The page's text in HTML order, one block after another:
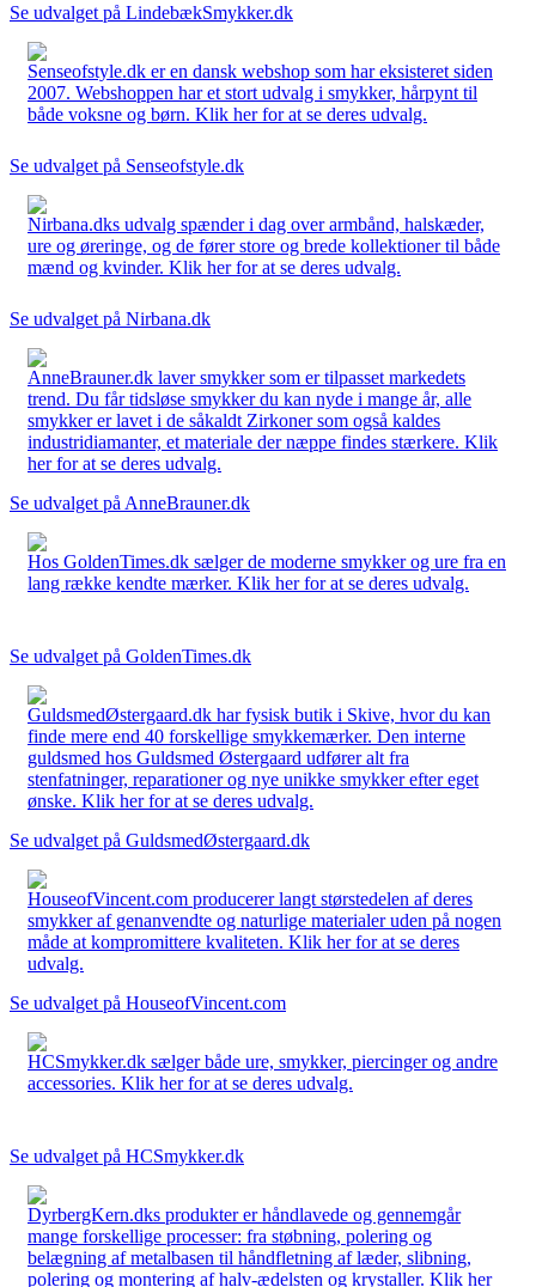
Se udvalget på LindebækSmykker.dk
Senseofstyle.dk er en dansk webshop som har eksisteret siden
2007. Webshoppen har et stort udvalg i smykker, hårpynt til
både voksne og børn. Klik her for at se deres udvalg.
Se udvalget på Senseofstyle.dk
Nirbana.dks udvalg spænder i dag over armbånd, halskæder,
ure og øreringe, og de fører store og brede kollektioner til både
mænd og kvinder. Klik her for at se deres udvalg.
Se udvalget på Nirbana.dk
AnneBrauner.dk laver smykker som er tilpasset markedets
trend. Du får tidsløse smykker du kan nyde i mange år, alle
smykker er lavet i de såkaldt Zirkoner som også kaldes
industridiamanter, et materiale der næppe findes stærkere. Klik
her for at se deres udvalg.
Se udvalget på AnneBrauner.dk
Hos GoldenTimes.dk sælger de moderne smykker og ure fra en
lang række kendte mærker. Klik her for at se deres udvalg.
Se udvalget på GoldenTimes.dk
GuldsmedØstergaard.dk har fysisk butik i Skive, hvor du kan
finde mere end 40 forskellige smykkemærker. Den interne
guldsmed hos Guldsmed Østergaard udfører alt fra
stenfatninger, reparationer og nye unikke smykker efter eget
ønske. Klik her for at se deres udvalg.
Se udvalget på GuldsmedØstergaard.dk
HouseofVincent.com producerer langt størstedelen af deres
smykker af genanvendte og naturlige materialer uden på nogen
måde at kompromittere kvaliteten. Klik her for at se deres
udvalg.
Se udvalget på HouseofVincent.com
HCSmykker.dk sælger både ure, smykker, piercinger og andre
accessories. Klik her for at se deres udvalg.
Se udvalget på HCSmykker.dk
DyrbergKern.dks produkter er håndlavede og gennemgår
mange forskellige processer: fra støbning, polering og
belægning af metalbasen til håndfletning af læder, slibning,
polering og montering af halv-ædelsten og krystaller. Klik her